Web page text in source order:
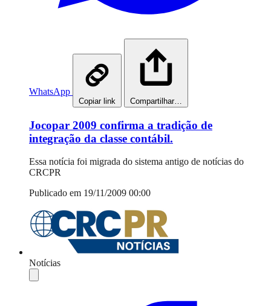
WhatsApp
Copiar link Compartilhar…
Jocopar 2009 confirma a tradição de
integração da classe contábil.
Essa notícia foi migrada do sistema antigo de notícias do
CRCPR
Publicado em 19/11/2009 00:00
Notícias
Compartilhar